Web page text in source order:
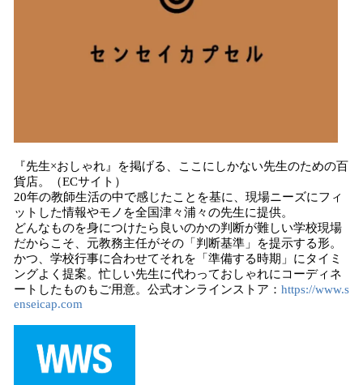
『先生×おしゃれ』を掲げる、ここにしかない先生のための百
貨店。（ECサイト）
20年の教師生活の中で感じたことを基に、現場ニーズにフィ
ットした情報やモノを全国津々浦々の先生に提供。
どんなものを身につけたら良いのかの判断が難しい学校現場
だからこそ、元教務主任がその「判断基準」を提示する形。
かつ、学校行事に合わせてそれを「準備する時期」にタイミ
ングよく提案。忙しい先生に代わっておしゃれにコーディネ
ートしたものもご用意。公式オンラインストア： https://www.s
enseicap.com